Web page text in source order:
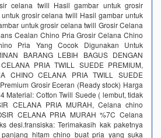
celana twill Hasil gambar untuk grosir
grosir celana twill Hasil gambar untuk
untuk grosir celana twill Grosir Celana
Cealan Chino Pria Grosir Celana Chino
Pria Yang Cocok Digunakan Untuk
BARANG LEBIH BAGUS DENGAN
PRIA TWILL SUEDE PREMIUM,
CHINO CELANA PRIA TWILL SUEDE
Grosir Eceran (Ready stock) Harga
Material: Cotton Twill Suede ( lembut, tidak
CELANA PRIA MURAH, Celana chino
CELANA PRIA MURAH %7C Celana
desi.fransiska: Terimakasih kak paketnya
hitam chino buat pria yang suka